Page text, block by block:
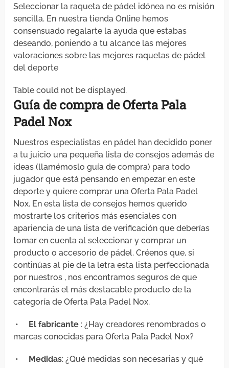
Seleccionar la raqueta de pádel idónea no es misión
sencilla. En nuestra tienda Online hemos
consensuado regalarte la ayuda que estabas
deseando, poniendo a tu alcance las mejores
valoraciones sobre las mejores raquetas de pádel
del deporte
Table could not be displayed.
Guía de compra de Oferta Pala
Padel Nox
Nuestros especialistas en pádel han decidido poner
a tu juicio una pequeña lista de consejos además de
ideas (llamémoslo guía de compra) para todo
jugador que está pensando en empezar en este
deporte y quiere comprar una Oferta Pala Padel
Nox. En esta lista de consejos hemos querido
mostrarte los criterios más esenciales con
apariencia de una lista de verificación que deberías
tomar en cuenta al seleccionar y comprar un
producto o accesorio de pádel. Créenos que, si
continúas al pie de la letra esta lista perfeccionada
por nuestros , nos encontramos seguros de que
encontrarás el más destacable producto de la
categoría de Oferta Pala Padel Nox.
• El fabricante : ¿Hay creadores renombrados o
marcas conocidas para Oferta Pala Padel Nox?
• Medidas: ¿Qué medidas son necesarias y qué